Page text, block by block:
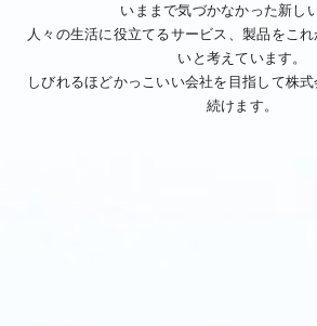
いままで気づかなかった新し
人々の生活に役立てるサービス、製品をこ
いと考えています。
しびれるほどかっこいい会社を目指して株
続けます。